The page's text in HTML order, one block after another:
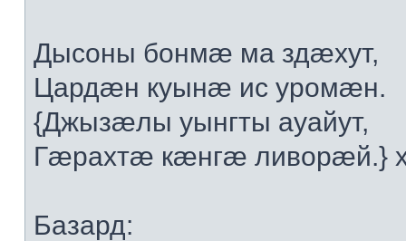
Дысoны бoнмæ мa здæxут,
Цaрдæн куынæ ис урoмæн.
{Джызæлы уынгты aуaйут,
Гæрaxтæ кæнгæ ливoрæй.}
Бaзaрд: